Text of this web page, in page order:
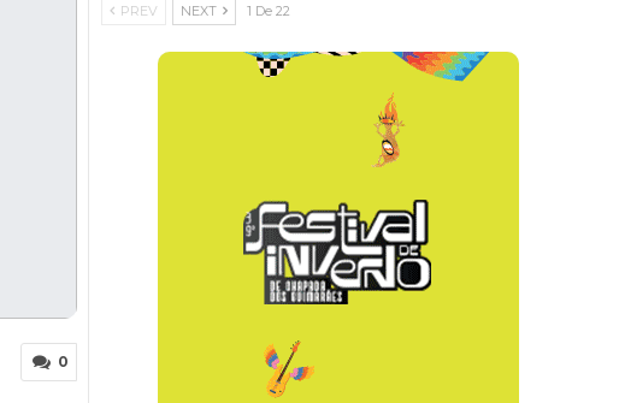
0
PREV NEXT 1 De 22